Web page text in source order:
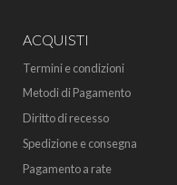
ACQUISTI
Termini e condizioni
Metodi di Pagamento
Diritto di recesso
Spedizione e consegna
Pagamento a rate